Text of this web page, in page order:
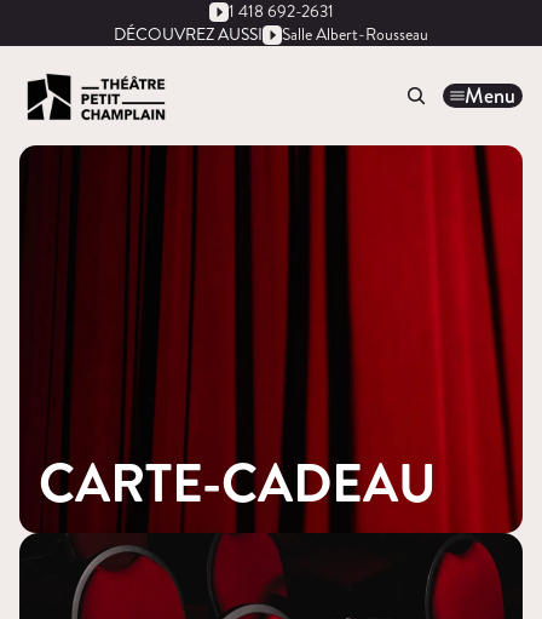
1 418 692-2631
DÉCOUVREZ AUSSI
Salle Albert-Rousseau
Menu
CARTE-CADEAU